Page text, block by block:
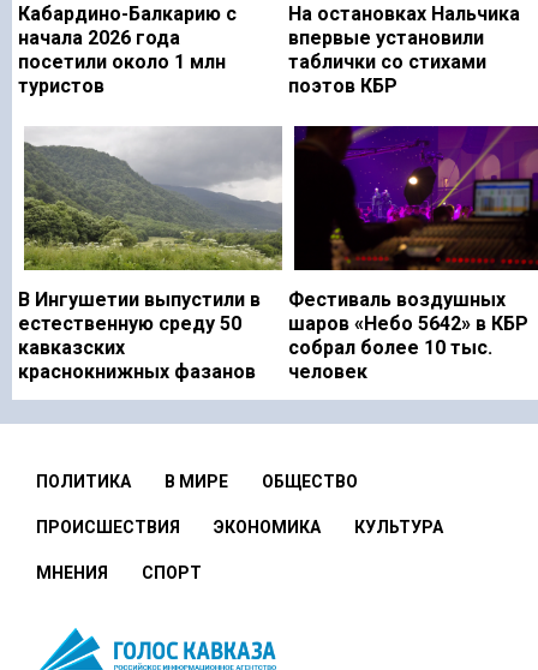
Кабардино-Балкарию с
начала 2026 года
посетили около 1 млн
туристов
На остановках Нальчика
впервые установили
таблички со стихами
поэтов КБР
В Ингушетии выпустили в
естественную среду 50
кавказских
краснокнижных фазанов
Фестиваль воздушных
шаров «Небо 5642» в КБР
собрал более 10 тыс.
человек
ПОЛИТИКА В МИРЕ ОБЩЕСТВО
ПРОИСШЕСТВИЯ ЭКОНОМИКА КУЛЬТУРА
МНЕНИЯ СПОРТ